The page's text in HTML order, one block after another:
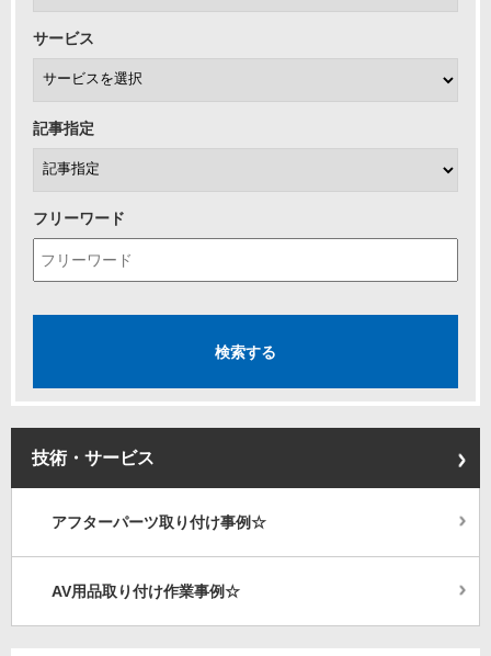
サービス
記事指定
フリーワード
技術・サービス
アフターパーツ取り付け事例☆
AV用品取り付け作業事例☆